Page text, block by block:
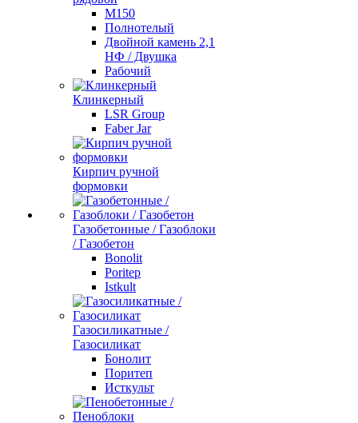
М150
Полнотелый
Двойной камень 2,1
НФ / Двушка
Рабочий
Клинкерный
LSR Group
Faber Jar
Кирпич ручной
формовки
Газобетонные / Газоблоки
/ Газобетон
Bonolit
Poritep
Istkult
Газосиликатные /
Газосиликат
Бонолит
Поритеп
Исткульт